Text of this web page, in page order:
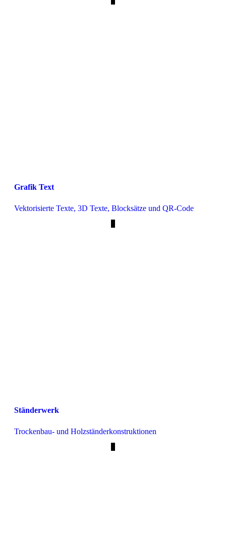
Grafik Text
Vektorisierte Texte, 3D Texte, Blocksätze und QR-Code
Ständerwerk
Trockenbau- und Holzständerkonstruktionen